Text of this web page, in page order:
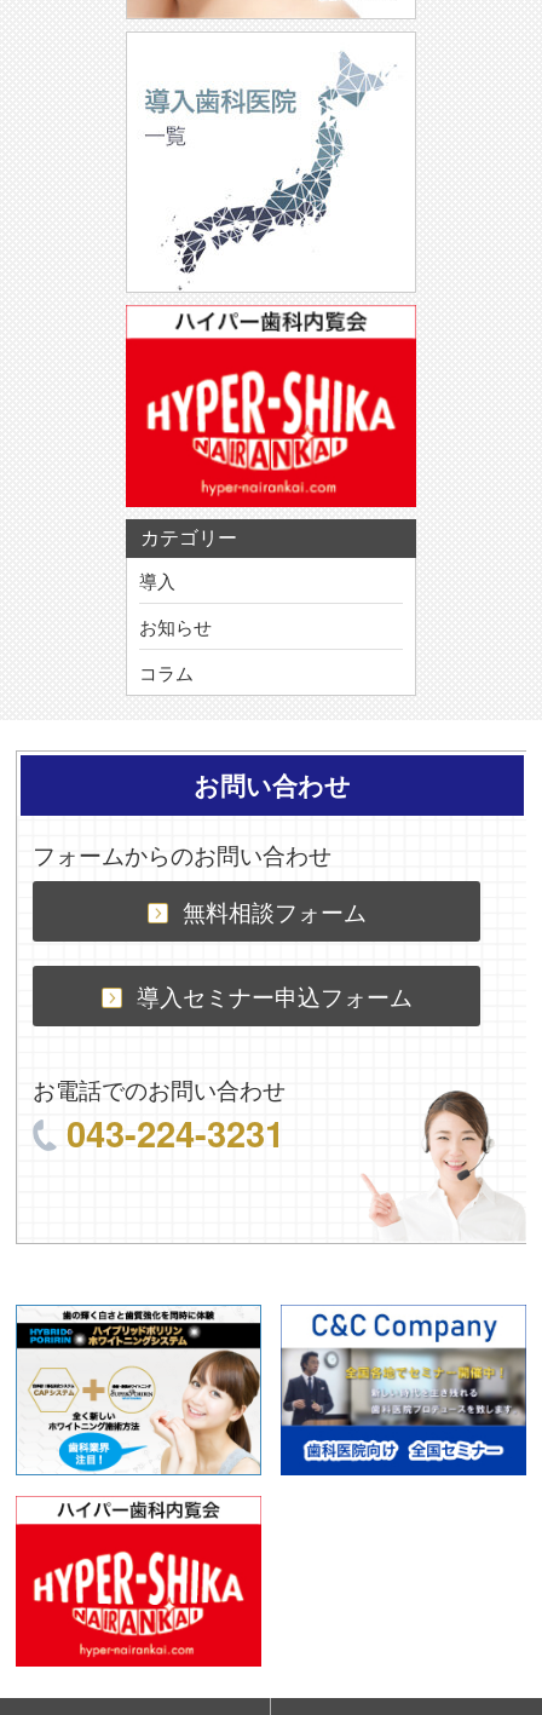
カテゴリー
導入
お知らせ
コラム
お問い合わせ
フォームからのお問い合わせ
無料相談フォーム
導入セミナー申込フォーム
お電話でのお問い合わせ
043-224-3231